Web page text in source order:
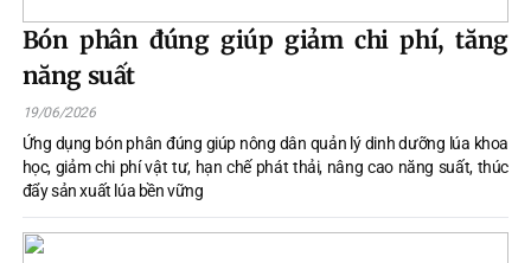
Bón phân đúng giúp giảm chi phí, tăng
năng suất
19/06/2026
Ứng dụng bón phân đúng giúp nông dân quản lý dinh dưỡng lúa khoa
học, giảm chi phí vật tư, hạn chế phát thải, nâng cao năng suất, thúc
đẩy sản xuất lúa bền vững